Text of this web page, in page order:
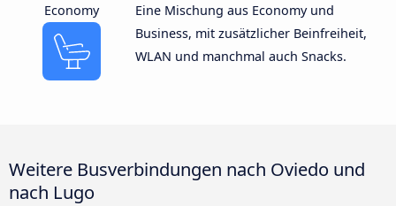
Economy
Eine Mischung aus Economy und
Business, mit zusätzlicher Beinfreiheit,
WLAN und manchmal auch Snacks.
Weitere Busverbindungen nach Oviedo und
nach Lugo